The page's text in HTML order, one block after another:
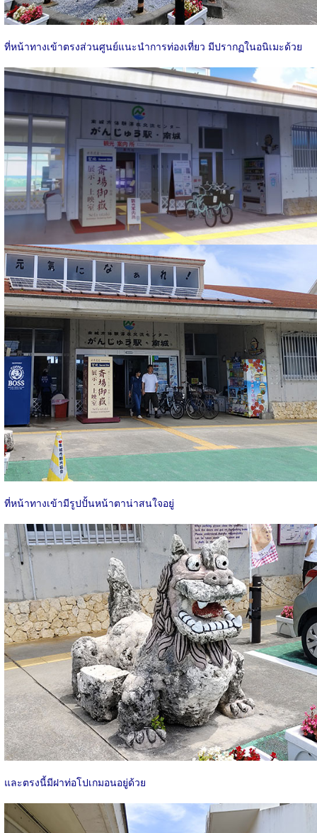
ที่หน้าทางเข้าตรงส่วนศูนย์แนะนำการท่องเที่ยว มีปรากฏในอนิเมะด้วย
ที่หน้าทางเข้ามีรูปปั้นหน้าตาน่าสนใจอยู่
และตรงนี้มีฝาท่อโปเกมอนอยู่ด้วย